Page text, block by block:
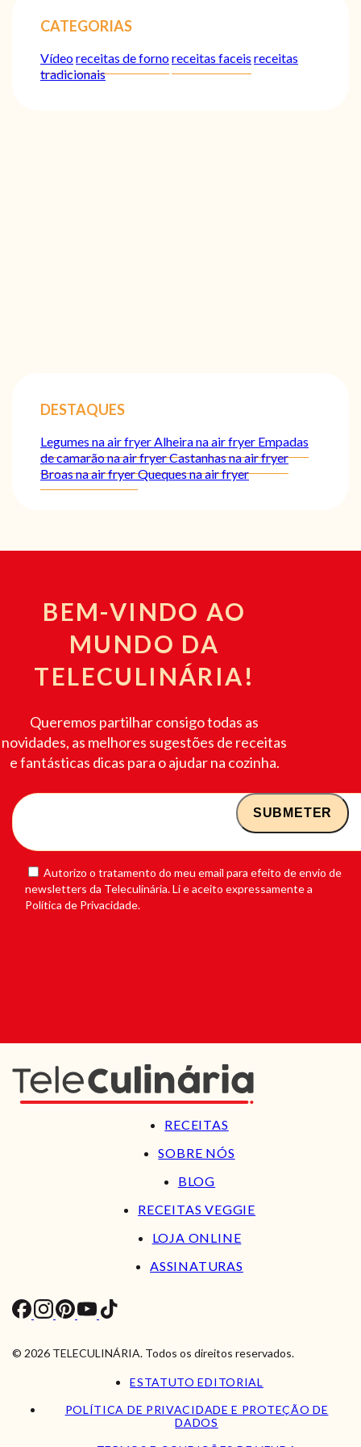
CATEGORIAS
Vídeoreceitas de fornoreceitas faceis receitas
tradicionais
DESTAQUES
Legumes na air fryerAlheira na air fryer Empadas
de camarão na air fryerCastanhas na air fryer
Broas na air fryerQueques na air fryer
BEM-VINDO AO
MUNDO DA
TELECULINÁRIA!
Queremos partilhar consigo todas as
novidades, as melhores sugestões de receitas
e fantásticas dicas para o ajudar na cozinha.
Autorizo o tratamento do meu email para efeito de envio de
newsletters da Teleculinária. Li e aceito expressamente a
Política de Privacidade.
RECEITAS
SOBRE NÓS
BLOG
RECEITAS VEGGIE
LOJA ONLINE
ASSINATURAS
© 2026 TELECULINÁRIA. Todos os direitos reservados.
ESTATUTO EDITORIAL
POLÍTICA DE PRIVACIDADE E PROTEÇÃO DE
DADOS